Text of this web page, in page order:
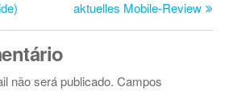
aktuelles Mobile-Review
não será publicado. Campos